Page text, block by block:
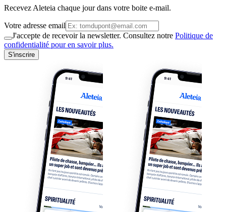
Recevez Aleteia chaque jour dans votre boite e-mail.
Votre adresse email
J'accepte de recevoir la newsletter. Consultez notre Politique de
confidentialité pour en savoir plus.
S'inscrire